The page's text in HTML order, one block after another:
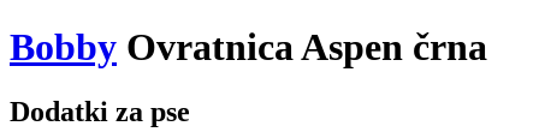
Bobby Ovratnica Aspen črna
Dodatki za pse